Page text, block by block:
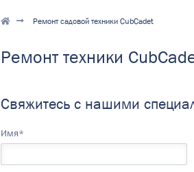
Ремонт садовой техники CubCadet
Ремонт техники
Свяжитесь с нашими
Имя*